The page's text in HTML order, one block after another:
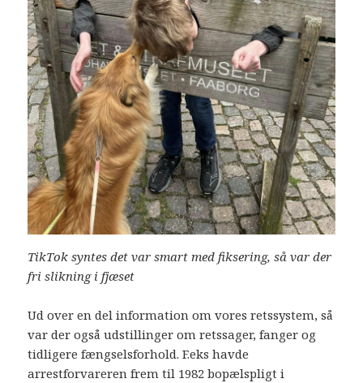
TikTok syntes det var smart med fiksering, så var der
fri slikning i fjæset
Ud over en del information om vores retssystem, så
var der også udstillinger om retssager, fanger og
tidligere fængselsforhold. F.eks havde
arrestforvareren frem til 1982 bopælspligt i